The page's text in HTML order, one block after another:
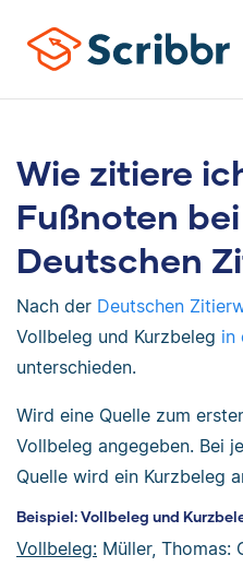
Wie zitiere
Fußnoten
Deutschen
Nach der Deutschen
Vollbeleg und Kurzbeleg in
unterschieden.
Wird eine Quelle zum
Vollbeleg angegeben. Bei
Quelle wird ein Kurzbeleg
Beispiel: Vollbeleg und
Vollbeleg: Müller, Thomas: